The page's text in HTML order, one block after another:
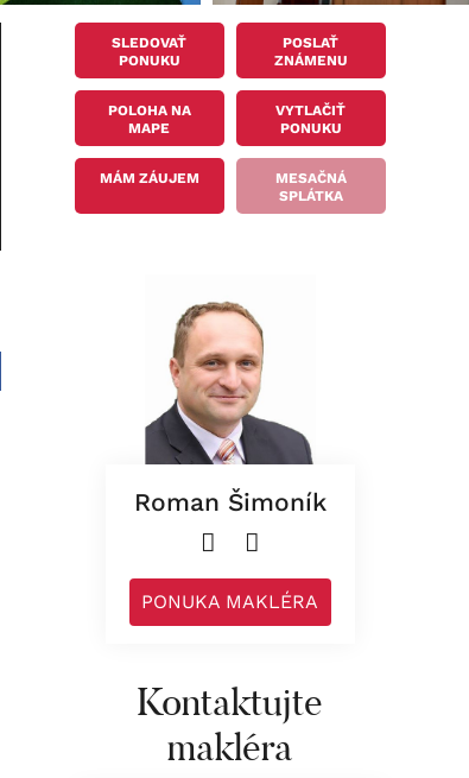
SLEDOVAŤ
PONUKU
POSLAŤ
ZNÁMENU
POLOHA NA
MAPE
VYTLAČIŤ
PONUKU
MÁM ZÁUJEM
MESAČNÁ
SPLÁTKA
Roman Šimoník
PONUKA MAKLÉRA
Kontaktujte
makléra